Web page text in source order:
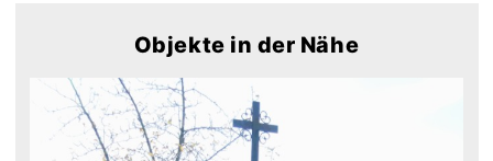
Objekte in der Nähe